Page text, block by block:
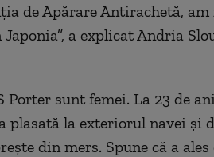
de Apărare Antirachetă,
a explicat Andria
Porter sunt femei. La 23 de
plasată la exteriorul navei şi
din mers. Spune că a